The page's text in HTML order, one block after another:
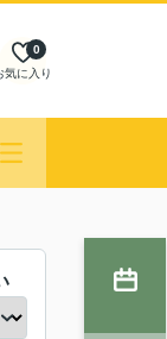
気に入り
0